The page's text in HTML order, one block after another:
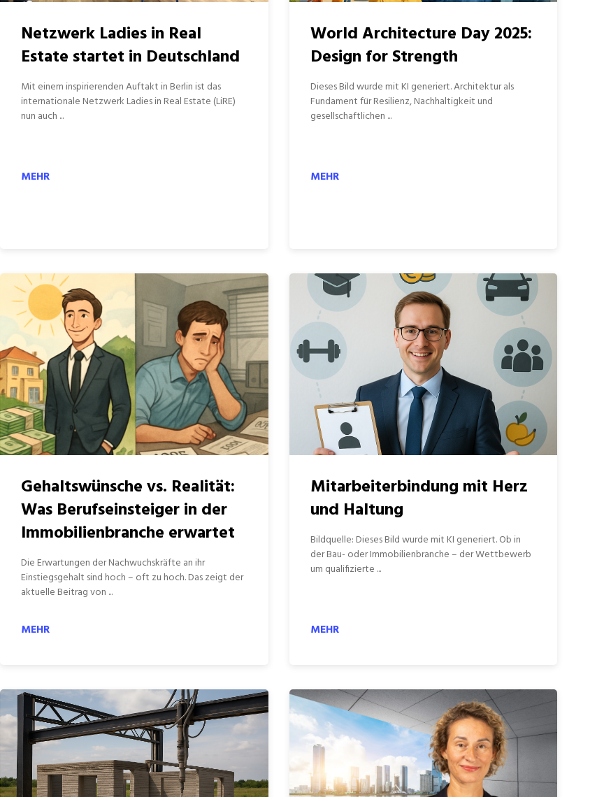
Netzwerk Ladies in Real
Estate startet in Deutschland
Mit einem inspirierenden Auftakt in Berlin ist das
internationale Netzwerk Ladies in Real Estate (LiRE)
nun auch ...
MEHR
World Architecture Day 2025:
Design for Strength
Dieses Bild wurde mit KI generiert. Architektur als
Fundament für Resilienz, Nachhaltigkeit und
gesellschaftlichen ...
MEHR
Gehaltswünsche vs. Realität:
Was Berufseinsteiger in der
Immobilienbranche erwartet
Die Erwartungen der Nachwuchskräfte an ihr
Einstiegsgehalt sind hoch – oft zu hoch. Das zeigt der
aktuelle Beitrag von ...
MEHR
Mitarbeiterbindung mit Herz
und Haltung
Bildquelle: Dieses Bild wurde mit KI generiert. Ob in
der Bau- oder Immobilienbranche – der Wettbewerb
um qualifizierte ...
MEHR